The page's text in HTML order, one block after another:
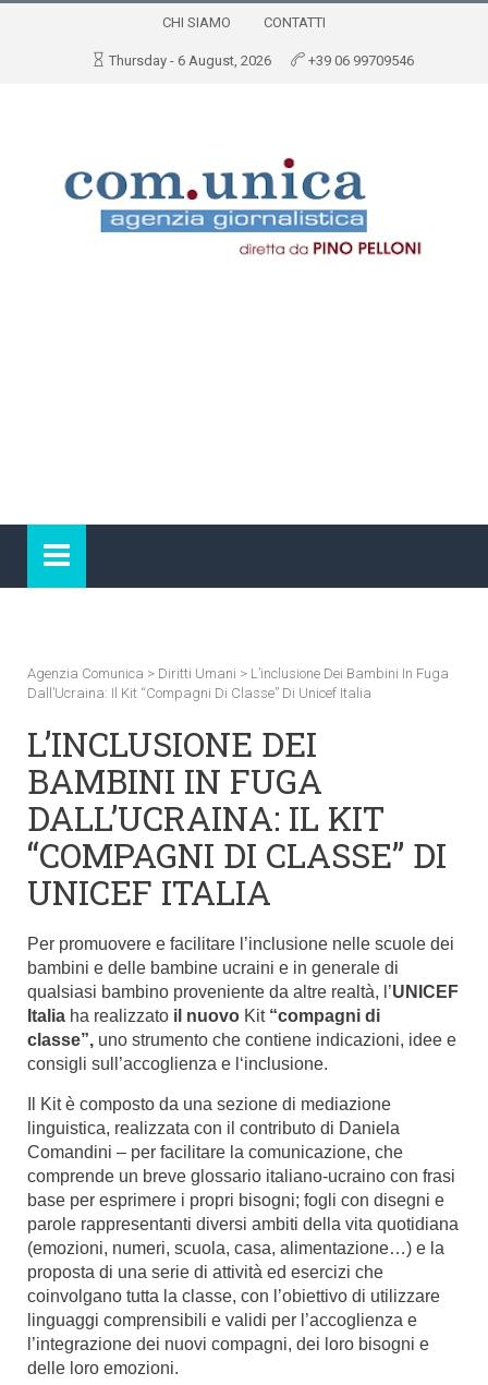
CHI SIAMO CONTATTI
Thursday - 6 August, 2026 +39 06 99709546
Agenzia Comunica > Diritti Umani > L’inclusione Dei Bambini In Fuga
Dall’Ucraina: Il Kit “Compagni Di Classe” Di Unicef Italia
L’INCLUSIONE DEI
BAMBINI IN FUGA
DALL’UCRAINA: IL KIT
“COMPAGNI DI CLASSE” DI
UNICEF ITALIA
Per promuovere e facilitare l’inclusione nelle scuole dei
bambini e delle bambine ucraini e in generale di
qualsiasi bambino proveniente da altre realtà, l’UNICEF
Italia ha realizzato il nuovo Kit“compagni di
classe”, uno strumento che contiene indicazioni, idee e
consigli sull’accoglienza e l‘inclusione.
Il Kit è composto da una sezione di mediazione
linguistica, realizzata con il contributo di Daniela
Comandini – per facilitare la comunicazione, che
comprende un breve glossario italiano-ucraino con frasi
base per esprimere i propri bisogni; fogli con disegni e
parole rappresentanti diversi ambiti della vita quotidiana
(emozioni, numeri, scuola, casa, alimentazione…) e la
proposta di una serie di attività ed esercizi che
coinvolgano tutta la classe, con l’obiettivo di utilizzare
linguaggi comprensibili e validi per l’accoglienza e
l’integrazione dei nuovi compagni, dei loro bisogni e
delle loro emozioni.